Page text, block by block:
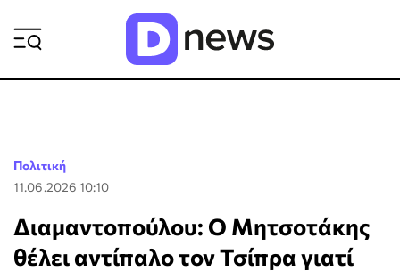
Πολιτική
11.06.2026 10:10
Διαμαντοπούλου: Ο Μητσοτάκης
θέλει αντίπαλο τον Τσίπρα γιατί